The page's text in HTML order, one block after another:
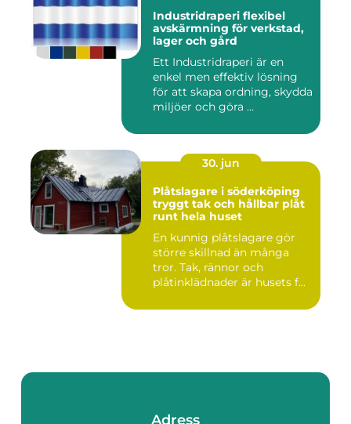
Industridraperi flexibel
avskärmning för verkstad,
lager och gård
Ett Industridraperi är en
enkel men effektiv lösning
för att skapa ordning, skydda
miljöer och göra ...
30. jun
Plåtslagare i söderköping
tryggt tak och hållbar plåt
runt hela huset
En kunnig plåtslagare gör
större skillnad än många
tror. Tak, rännor och
plåtinklädnader är husets f...
Adress